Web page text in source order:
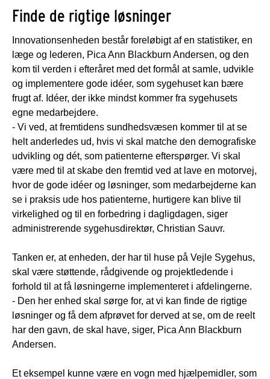
Finde de rigtige løsninger
Innovationsenheden består foreløbigt af en statistiker, en
læge og lederen, Pica Ann Blackburn Andersen, og den
kom til verden i efteråret med det formål at samle, udvikle
og implementere gode idéer, som sygehuset kan bære
frugt af. Idéer, der ikke mindst kommer fra sygehusets
egne medarbejdere.
- Vi ved, at fremtidens sundhedsvæsen kommer til at se
helt anderledes ud, hvis vi skal matche den demografiske
udvikling og dét, som patienterne efterspørger. Vi skal
være med til at skabe den fremtid ved at lave en motorvej,
hvor de gode idéer og løsninger, som medarbejderne kan
se i praksis ude hos patienterne, hurtigere kan blive til
virkelighed og til en forbedring i dagligdagen, siger
administrerende sygehusdirektør, Christian Sauvr.
Tanken er, at enheden, der har til huse på Vejle Sygehus,
skal være støttende, rådgivende og projektledende i
forhold til at få løsningerne implementeret i afdelingerne.
- Den her enhed skal sørge for, at vi kan finde de rigtige
løsninger og få dem afprøvet for derved at se, om de reelt
har den gavn, de skal have, siger, Pica Ann Blackburn
Andersen.
Et eksempel kunne være en vogn med hjælpemidler, som